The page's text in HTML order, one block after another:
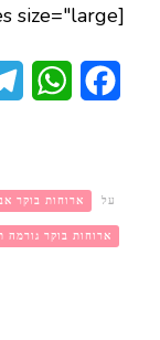
[yasr_visitor_votes size="large"]
Facebook
על ארוחות בוקר
ארוחות בוקר גורמה